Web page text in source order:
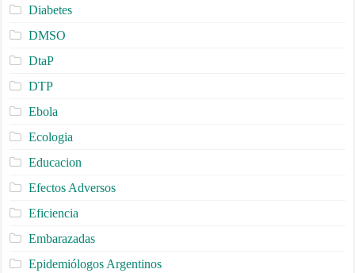
Diabetes
DMSO
DtaP
DTP
Ebola
Ecologia
Educacion
Efectos Adversos
Eficiencia
Embarazadas
Epidemiólogos Argentinos